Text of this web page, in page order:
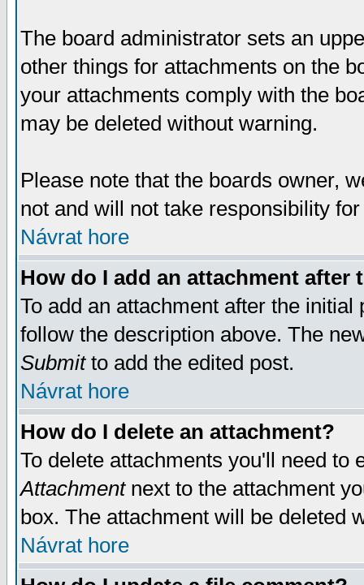
The board administrator sets an
other things for attachments on the
your attachments comply with the
may be deleted without warning.
Please note that the boards owner,
not and will not take responsibility
Návrat hore
How do I add an attachment after
To add an attachment after the
follow the description above. The
Submitto add the edited post.
Návrat hore
How do I delete an attachment?
To delete attachments you'll need
Attachmentnext to the attachment
box. The attachment will be deleted
Návrat hore